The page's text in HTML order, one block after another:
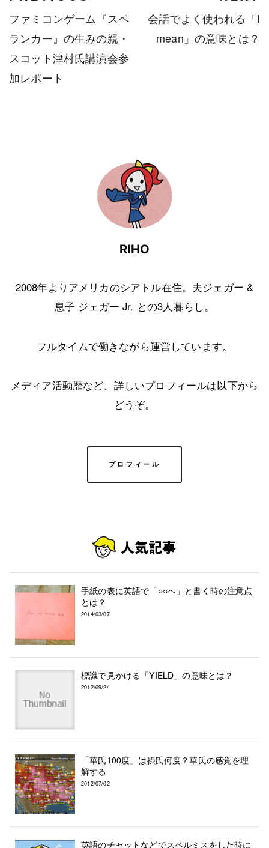
ファミコンゲーム『スペ
ランカー』の生みの親・
スコット津村氏講演会参
加レポート
会話でよく使われる「I
mean」の意味とは？
RIHO
2008年よりアメリカのシアトル在住。夫ジェガー &
息子 ジェガー Jr. との3人暮らし。
フルタイムで働きながら運営しています。
メディア活動歴など、詳しいプロフィールは以下から
どうぞ。
プロフィール
手紙の表に英語で「○○へ」と書く時の注意点
とは？
2014/03/07
標識で見かける「YIELD」の意味とは？
2012/09/24
「華氏100度」は摂氏何度？華氏の感覚を理
解する
2012/07/02
英語のチャットなどでスペルミスをした時に